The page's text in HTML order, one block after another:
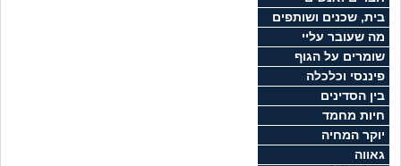
בית, שכנים ושותפים
מה שעובר עליי
שומרים על הגוף
פיננסי וכלכלה
בין הסדינים
חיות מחמד
יוקר המחיה
גאווה